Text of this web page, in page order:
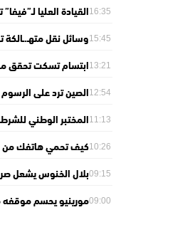
16:35القيادة العليا
15:45وسائل نقل
13:21ابتسام تسكت تحقق
12:54الصين ترد على
11:13المختبر الوطني
الاعتماد الدولي في
الجنائية10:26كيف تحمي هاتفك من
09:15بلال الخنوس يشعل
09:00مورينيو يحسم موقفه